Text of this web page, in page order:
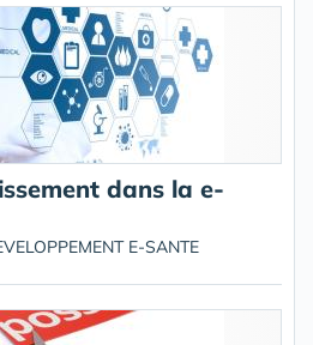
dans la e-
E-SANTE